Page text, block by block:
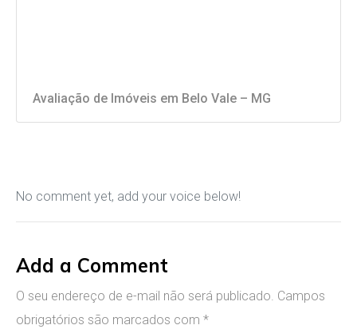
Avaliação de Imóveis em Belo Vale – MG
No comment yet, add your voice below!
Add a Comment
O seu endereço de e-mail não será publicado. Campos
obrigatórios são marcados com *